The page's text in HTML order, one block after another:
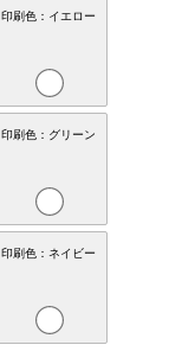
印刷色：イエロー
印刷色：グリーン
印刷色：ネイビー